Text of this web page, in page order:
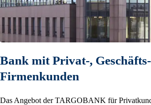
Bank mit Privat-,
Firmenkunden
Das Angebot der TARGOBANK für